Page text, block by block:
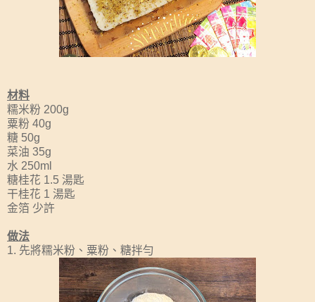
材料
糯米粉 200g
粟粉 40g
糖 50g
菜油 35g
水 250ml
糖桂花 1.5 湯匙
干桂花 1 湯匙
金箔 少許
做法
1. 先將糯米粉、粟粉、糖拌勻